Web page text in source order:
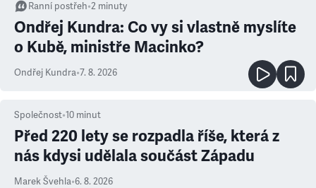
Ranní postřeh•2 minuty
Ondřej Kundra: Co vy si vlastně myslíte
o Kubě, ministře Macinko?
Ondřej Kundra•7. 8. 2026
Společnost•10 minut
Před 220 lety se rozpadla říše, která z
nás kdysi udělala součást Západu
Marek Švehla•6. 8. 2026